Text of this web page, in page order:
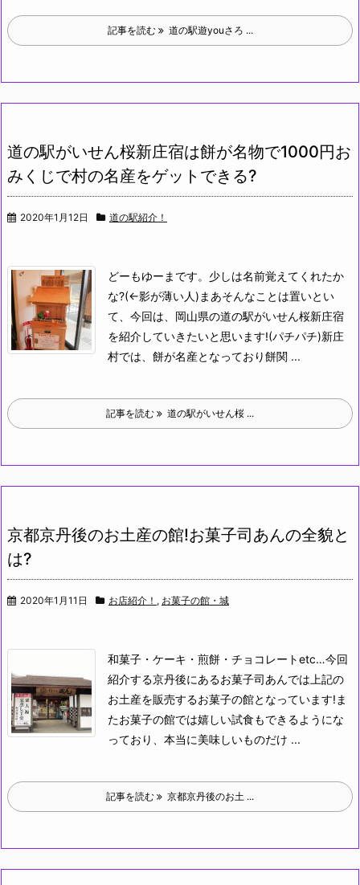
記事を読む 道の駅遊youさろ ...
道の駅がいせん桜新庄宿は餅が名物で1000円お
みくじで村の名産をゲットできる?
2020年1月12日 道の駅紹介！
どーもゆーまです。少しは名前覚えてくれたか
な?(←影が薄い人) まあそんなことは置いとい
て、今回は、岡山県の道の駅がいせん桜新庄宿
を紹介していきたいと思います!(パチパチ)新庄
村では、餅が名産となっており餅関 ...
記事を読む 道の駅がいせん桜 ...
京都京丹後のお土産の館!お菓子司あんの全貌と
は?
2020年1月11日 お店紹介！ , お菓子の館・城
和菓子・ケーキ・煎餅・チョコレートetc…今回
紹介する京丹後にあるお菓子司あんでは上記の
お土産を販売するお菓子の館となっています! ま
たお菓子の館では嬉しい試食もできるようにな
っており、本当に美味しいものだけ ...
記事を読む 京都京丹後のお土 ...